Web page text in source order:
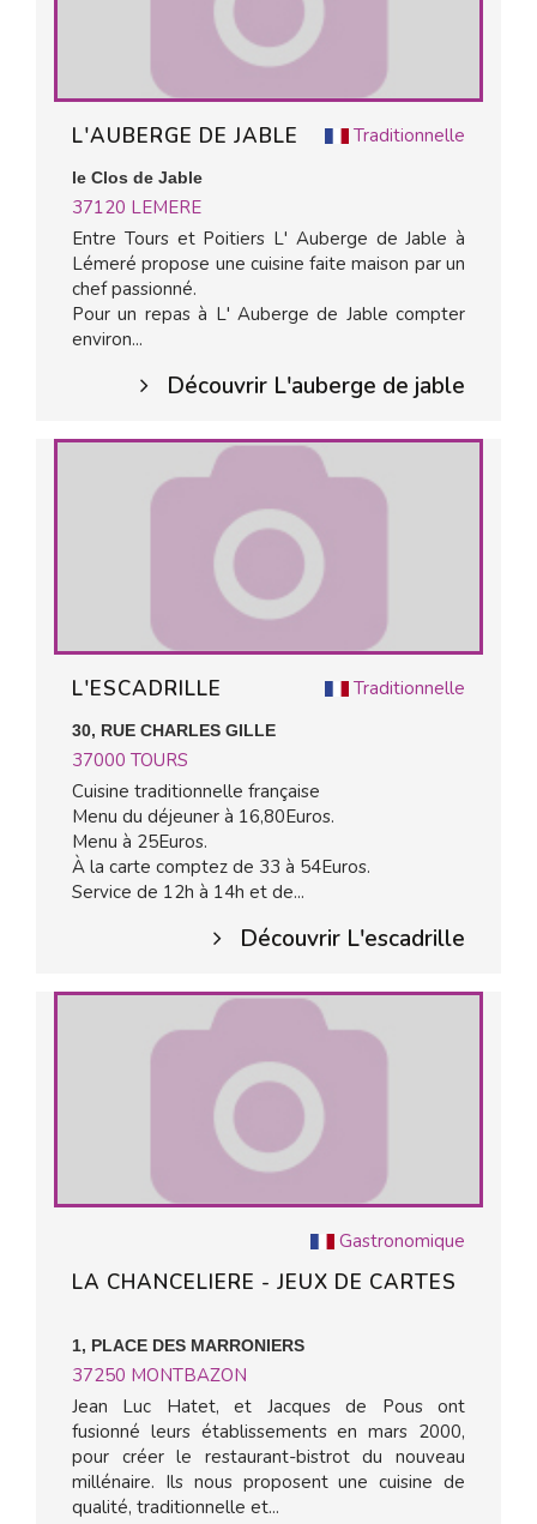
Traditionnelle
L'AUBERGE DE JABLE
le Clos de Jable
37120 LEMERE
Entre Tours et Poitiers L' Auberge de Jable à
Lémeré propose une cuisine faite maison par un
chef passionné.
Pour un repas à L' Auberge de Jable compter
environ...
Découvrir L'auberge de jable
Traditionnelle
L'ESCADRILLE
30, RUE CHARLES GILLE
37000 TOURS
Cuisine traditionnelle française
Menu du déjeuner à 16,80Euros.
Menu à 25Euros.
À la carte comptez de 33 à 54Euros.
Service de 12h à 14h et de...
Découvrir L'escadrille
Gastronomique
LA CHANCELIERE - JEUX DE CARTES
1, PLACE DES MARRONIERS
37250 MONTBAZON
Jean Luc Hatet, et Jacques de Pous ont
fusionné leurs établissements en mars 2000,
pour créer le restaurant-bistrot du nouveau
millénaire. Ils nous proposent une cuisine de
qualité, traditionnelle et...